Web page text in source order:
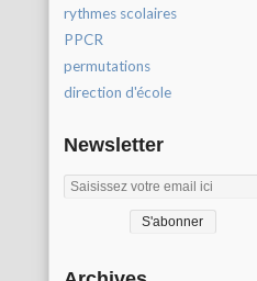
rythmes scolaires
PPCR
permutations
direction d'école
Newsletter